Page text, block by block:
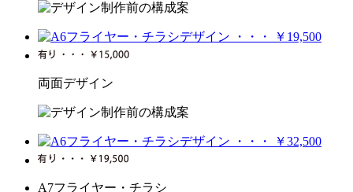
両面デザイン
A7フライヤー・チラシ